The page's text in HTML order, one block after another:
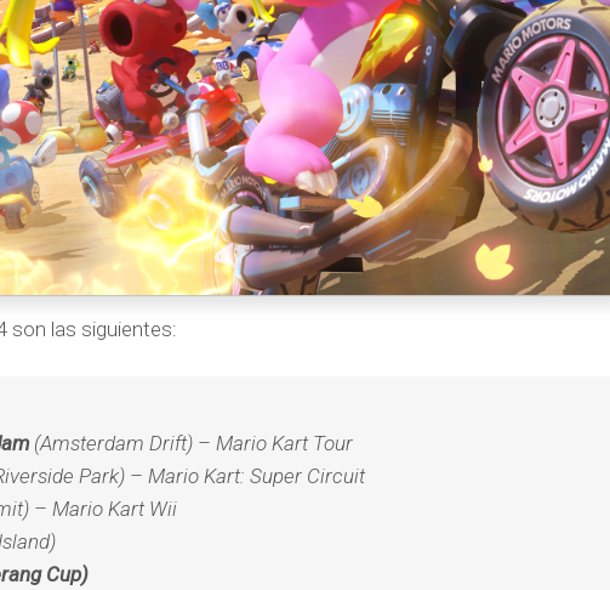
son las siguientes:
(Amsterdam Drift) – Mario Kart Tour
Park) – Mario Kart: Super Circuit
– Mario Kart Wii
Cup)